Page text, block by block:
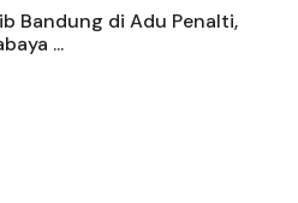
Bandung di Adu Penalti,
...